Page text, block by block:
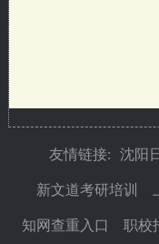
友情链接: 沈阳
新文道考研培训
知网查重入口 职校